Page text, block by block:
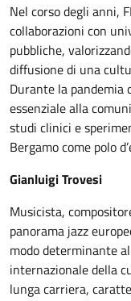
Nel corso degli anni,
collaborazioni con
pubbliche,
diffusione di una
Durante la
essenziale alla
studi clinici e
Bergamo come polo
Gianluigi Trovesi
Musicista,
panorama jazz
modo determinante
internazionale della
lunga carriera,